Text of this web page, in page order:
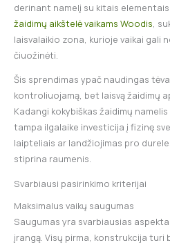
derinant namelį su kitais
žaidimų aikštelė vaikams Woodis,
laisvalaikio zona, kurioje vaikai gali
čiuožinėti.
Šis sprendimas ypač naudingas
kontroliuojamą, bet laisvą žaidimų
Kadangi kokybiškas žaidimų
tampa ilgalaike investicija į fizinę
laipteliais ar landžiojimas pro
stiprina raumenis.
Svarbiausi pasirinkimo kriterijai
Maksimalus vaikų saugumas
Saugumas yra svarbiausias
įrangą. Visų pirma, konstrukcija